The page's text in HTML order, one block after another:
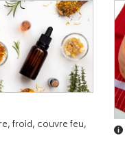
froid, couvre feu,